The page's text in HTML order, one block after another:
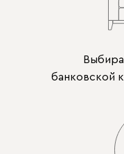
банковской